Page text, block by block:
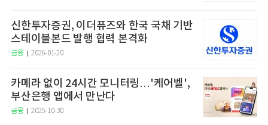
신한투자증권, 이더퓨즈와 한국 국채 기반
스테이블본드 발행 협력 본격화
금융 2026-01-20
카메라 없이 24시간 모니터링…'케어벨',
부산은행 앱에서 만난다
금융 2025-10-30